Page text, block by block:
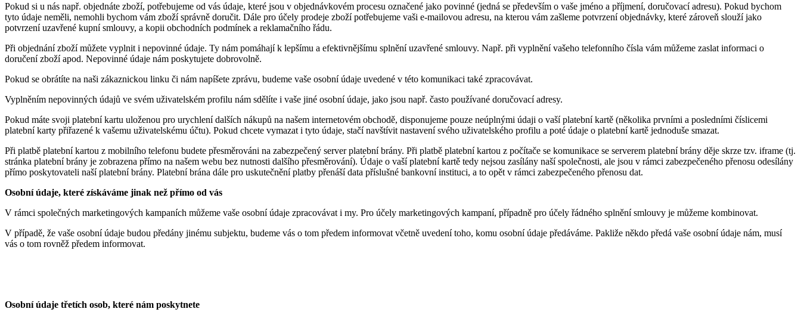
Pokud si u nás např. objednáte zboží, potřebujeme od vás údaje, které jsou v objednávkovém procesu označené jako povinné (jedná se především o vaše jméno a příjmení, doručovací adresu). Pokud bychom
tyto údaje neměli, nemohli bychom vám zboží správně doručit. Dále pro účely prodeje zboží potřebujeme vaši e-mailovou adresu, na kterou vám zašleme potvrzení objednávky, které zároveň slouží jako
potvrzení uzavřené kupní smlouvy, a kopii obchodních podmínek a reklamačního řádu.
Při objednání zboží můžete vyplnit i nepovinné údaje. Ty nám pomáhají k lepšímu a efektivnějšímu splnění uzavřené smlouvy. Např. při vyplnění vašeho telefonního čísla vám můžeme zaslat informaci o
doručení zboží apod. Nepovinné údaje nám poskytujete dobrovolně.
Pokud se obrátíte na naši zákaznickou linku či nám napíšete zprávu, budeme vaše osobní údaje uvedené v této komunikaci také zpracovávat.
Vyplněním nepovinných údajů ve svém uživatelském profilu nám sdělíte i vaše jiné osobní údaje, jako jsou např. často používané doručovací adresy.
Pokud máte svoji platební kartu uloženou pro urychlení dalších nákupů na našem internetovém obchodě, disponujeme pouze neúplnými údaji o vaší platební kartě (několika prvními a posledními číslicemi
platební karty přiřazené k vašemu uživatelskému účtu). Pokud chcete vymazat i tyto údaje, stačí navštívit nastavení svého uživatelského profilu a poté údaje o platební kartě jednoduše smazat.
Při platbě platební kartou z mobilního telefonu budete přesměrováni na zabezpečený server platební brány. Při platbě platební kartou z počítače se komunikace se serverem platební brány děje skrze tzv. iframe (tj.
stránka platební brány je zobrazena přímo na našem webu bez nutnosti dalšího přesměrování). Údaje o vaší platební kartě tedy nejsou zasílány naší společnosti, ale jsou v rámci zabezpečeného přenosu odesílány
přímo poskytovateli naší platební brány. Platební brána dále pro uskutečnění platby přenáší data příslušné bankovní instituci, a to opět v rámci zabezpečeného přenosu dat.
Osobní údaje, které získáváme jinak než přímo od vás
V rámci společných marketingových kampaních můžeme vaše osobní údaje zpracovávat i my. Pro účely marketingových kampaní, případně pro účely řádného splnění smlouvy je můžeme kombinovat.
V případě, že vaše osobní údaje budou předány jinému subjektu, budeme vás o tom předem informovat včetně uvedení toho, komu osobní údaje předáváme. Pakliže někdo předá vaše osobní údaje nám, musí
vás o tom rovněž předem informovat.
Osobní údaje třetích osob, které nám poskytnete